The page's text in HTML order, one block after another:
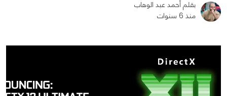
بقلم أحمد عبد الوهاب
منذ 6 سنوات